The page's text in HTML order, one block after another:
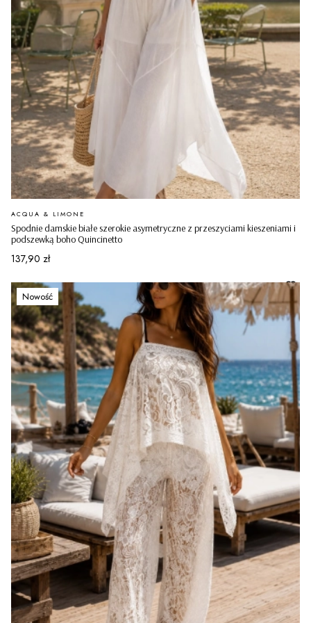
Spodnie damskie białe szerokie asymetryczne z przeszyciami kieszeniami i
podszewką boho Quincinetto
PRODUCENT
ACQUA & LIMONE
Cena
137,90 zł
Nowość